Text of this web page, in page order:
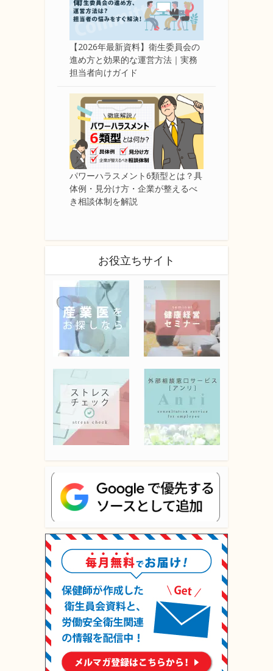
【2026年最新資料】衛生委員会の
進め方と効果的な運営方法｜実務
担当者向けガイド
パワーハラスメント6類型とは？具
体例・見分け方・企業が整えるべ
き相談体制を解説
お役立ちサイト